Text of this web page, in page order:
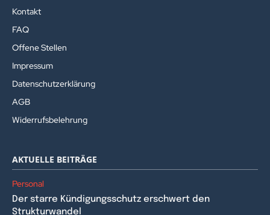
Kontakt
FAQ
Offene Stellen
Impressum
Datenschutzerklärung
AGB
Widerrufsbelehrung
AKTUELLE BEITRÄGE
Personal
Der starre Kündigungsschutz erschwert den
Strukturwandel